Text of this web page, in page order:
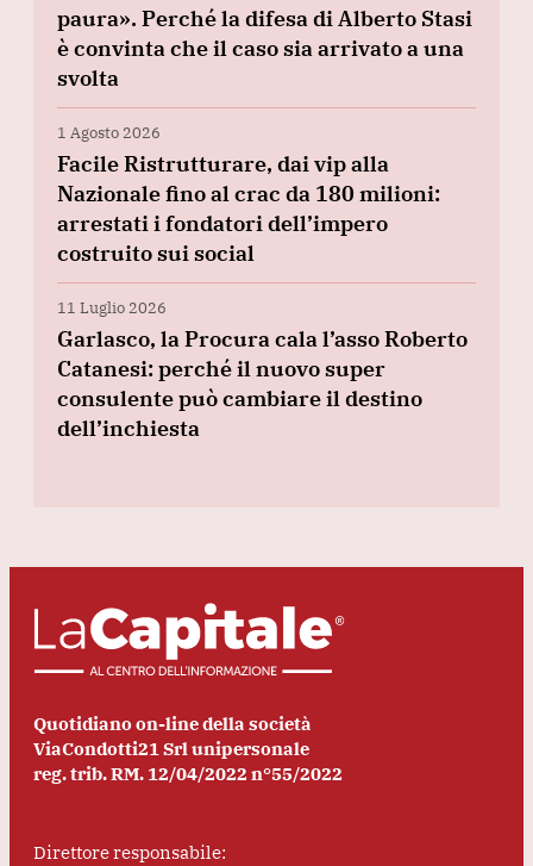
paura». Perché la difesa di Alberto Stasi
è convinta che il caso sia arrivato a una
svolta
1 Agosto 2026
Facile Ristrutturare, dai vip alla
Nazionale fino al crac da 180 milioni:
arrestati i fondatori dell’impero
costruito sui social
11 Luglio 2026
Garlasco, la Procura cala l’asso Roberto
Catanesi: perché il nuovo super
consulente può cambiare il destino
dell’inchiesta
Quotidiano on-line della società
ViaCondotti21 Srl unipersonale
reg. trib. RM. 12/04/2022 n°55/2022
Direttore responsabile: